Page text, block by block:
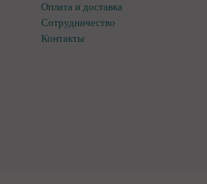
Оплата и доставка
Сотрудничество
Контакты